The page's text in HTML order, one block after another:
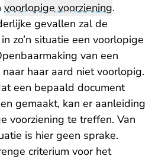
voorlopige voorziening.
gevallen zal de
zo’n situatie een voorlopige
van een
haar aard niet voorlopig.
een bepaald document
gemaakt, kan er aanleiding
voorziening te treffen. Van
is hier geen sprake.
criterium voor het